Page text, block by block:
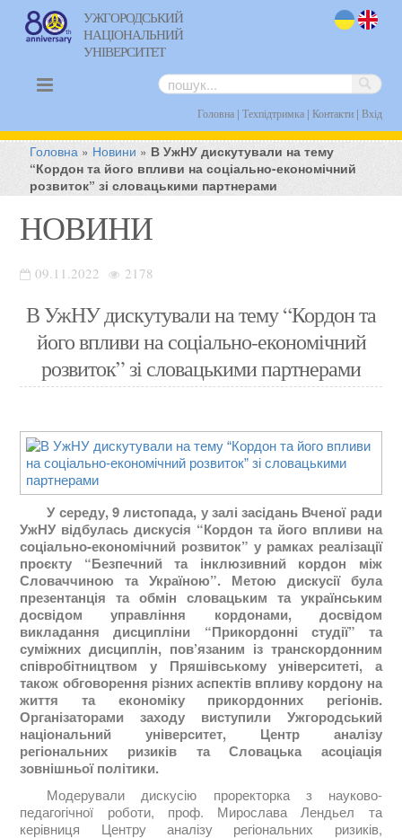
УЖГОРОДСЬКИЙ
НАЦІОНАЛЬНИЙ
УНІВЕРСИТЕТ
Головна| Техпідтримка| Контакти| Вхід
Головна » Новини » В УжНУ дискутували на тему
“Кордон та його впливи на соціально-економічний
розвиток” зі словацькими партнерами
НОВИНИ
09.11.2022 2178
В УжНУ дискутували на тему “Кордон та
його впливи на соціально-економічний
розвиток” зі словацькими партнерами
У середу, 9 листопада, у залі засідань Вченої ради
УжНУ відбулась дискусія “Кордон та його впливи на
соціально-економічний розвиток” у рамках реалізації
проєкту “Безпечний та інклюзивний кордон між
Словаччиною та Україною”. Метою дискусії була
презентанція та обмін словацьким та українським
досвідом управління кордонами, досвідом
викладання дисципліни “Прикордонні студії” та
суміжних дисциплін, пов’язаним із транскордонним
співробітництвом у Пряшівському університеті, а
також обговорення різних аспектів впливу кордону на
життя та економіку прикордонних регіонів.
Організаторами заходу виступили Ужгородський
національний університет, Центр аналізу
регіональних ризиків та Словацька асоціація
зовнішньої політики.
Модерували дискусію проректорка з науково-
педагогічної роботи, проф. Мирослава Лендьел та
керівниця Центру аналізу регіональних ризиків,